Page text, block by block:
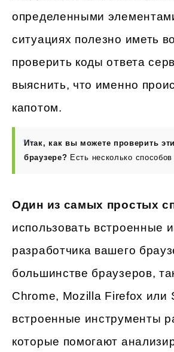
определенными
ситуациях полезно иметь
проверить коды ответа
выяснить, что именно
капотом.
Итак, как вы можете проверить
браузере? Есть несколько
Один из самых простых
использовать встроенные
разработчика вашего
большинстве браузеров,
Chrome, Mozilla Firefox или
встроенные инструменты
которые помогают